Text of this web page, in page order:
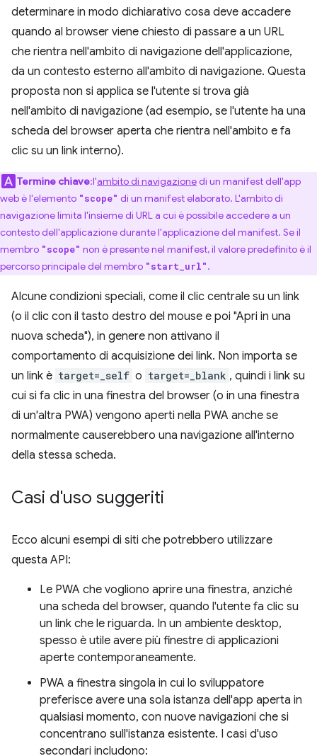
determinare in modo dichiarativo cosa deve accadere
quando al browser viene chiesto di passare a un URL
che rientra nell'ambito di navigazione dell'applicazione,
da un contesto esterno all'ambito di navigazione. Questa
proposta non si applica se l'utente si trova già
nell'ambito di navigazione (ad esempio, se l'utente ha una
scheda del browser aperta che rientra nell'ambito e fa
clic su un link interno).
Termine chiave:l'ambito di navigazionedi un manifest dell'app
web è l'elemento "scope" di un manifest elaborato. L'ambito di
navigazione limita l'insieme di URL a cui è possibile accedere a un
contesto dell'applicazione durante l'applicazione del manifest. Se il
membro "scope" non è presente nel manifest, il valore predefinito è il
percorso principale del membro "start_url".
Alcune condizioni speciali, come il clic centrale su un link
(o il clic con il tasto destro del mouse e poi "Apri in una
nuova scheda"), in genere non attivano il
comportamento di acquisizione dei link. Non importa se
un link è target=_self o target=_blank , quindi i link su
cui si fa clic in una finestra del browser (o in una finestra
di un'altra PWA) vengono aperti nella PWA anche se
normalmente causerebbero una navigazione all'interno
della stessa scheda.
Casi d'uso suggeriti
Ecco alcuni esempi di siti che potrebbero utilizzare
questa API:
Le PWA che vogliono aprire una finestra, anziché
una scheda del browser, quando l'utente fa clic su
un link che le riguarda. In un ambiente desktop,
spesso è utile avere più finestre di applicazioni
aperte contemporaneamente.
PWA a finestra singola in cui lo sviluppatore
preferisce avere una sola istanza dell'app aperta in
qualsiasi momento, con nuove navigazioni che si
concentrano sull'istanza esistente. I casi d'uso
secondari includono: